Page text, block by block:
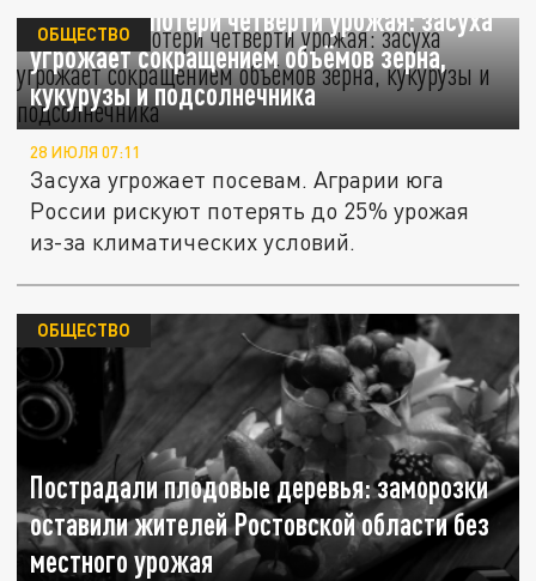
Возможны потери четверти урожая: засуха
угрожает сокращением объёмов зерна,
кукурузы и подсолнечника
ОБЩЕСТВО
28 ИЮЛЯ 07:11
Засуха угрожает посевам. Аграрии юга
России рискуют потерять до 25% урожая
из-за климатических условий.
Пострадали плодовые деревья: заморозки
оставили жителей Ростовской области без
местного урожая
ОБЩЕСТВО